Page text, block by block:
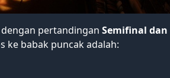
dengan pertandingan Semifinal dan
ke babak puncak adalah: